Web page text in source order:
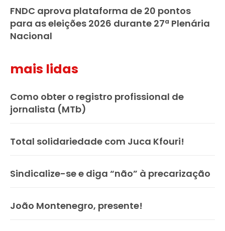
FNDC aprova plataforma de 20 pontos
para as eleições 2026 durante 27ª Plenária
Nacional
mais lidas
Como obter o registro profissional de
jornalista (MTb)
Total solidariedade com Juca Kfouri!
Sindicalize-se e diga “não” à precarização
João Montenegro, presente!